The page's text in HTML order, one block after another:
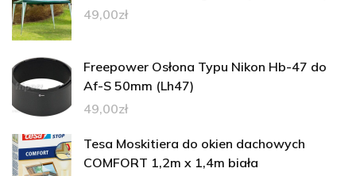
49,00zł
Freepower Osłona Typu Nikon Hb-47 do
Af-S 50mm (Lh47)
49,00zł
Tesa Moskitiera do okien dachowych
COMFORT 1,2m x 1,4m biała